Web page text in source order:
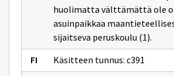
huolimatta välttämättä ole
asuinpaikkaa
sijaitseva peruskoulu (1).
Käsitteen tunnus: c391